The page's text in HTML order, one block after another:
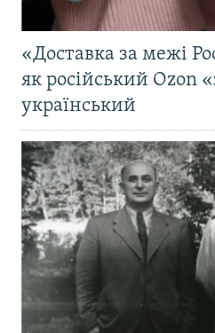
«Доставка за межі
як російський Ozon
український